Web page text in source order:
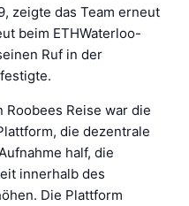
zeigte das Team erneut
beim ETHWaterloo-
Ruf in der
Reise war die
die dezentrale
half, die
innerhalb des
Die Plattform